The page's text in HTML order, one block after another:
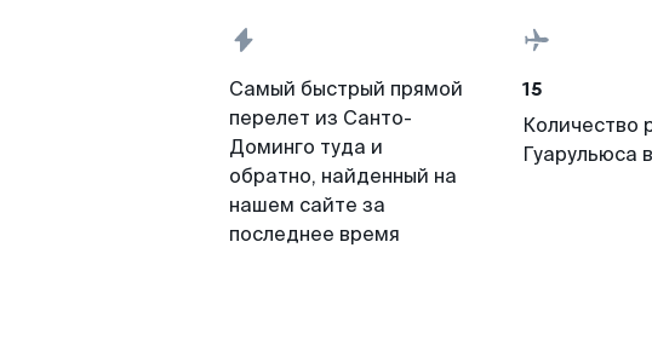
Самый быстрый прямой
перелет из Санто-
Доминго туда и
обратно, найденный на
нашем сайте за
последнее время
15
Количество
Гуарульюса